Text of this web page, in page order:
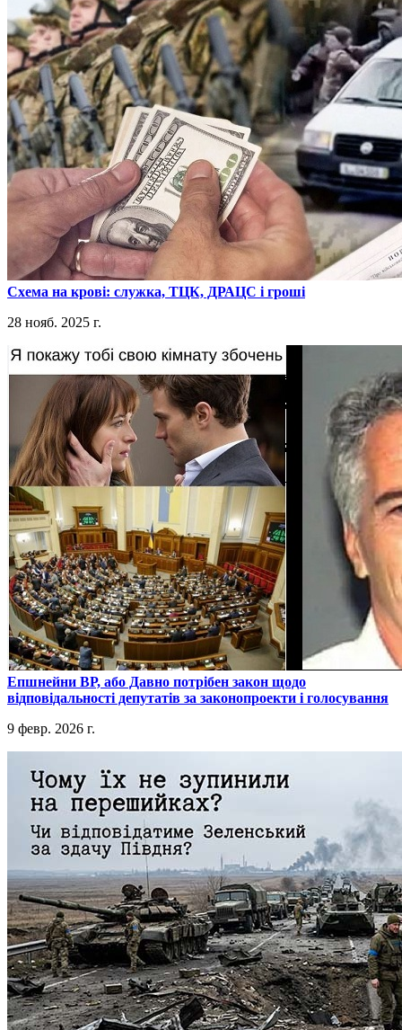
​Схема на крові: служка, ТЦК, ДРАЦС і гроші
28 нояб. 2025 г.
​Епшнейни ВР, або Давно потрібен закон щодо
відповідальності депутатів за законопроекти і голосування
9 февр. 2026 г.